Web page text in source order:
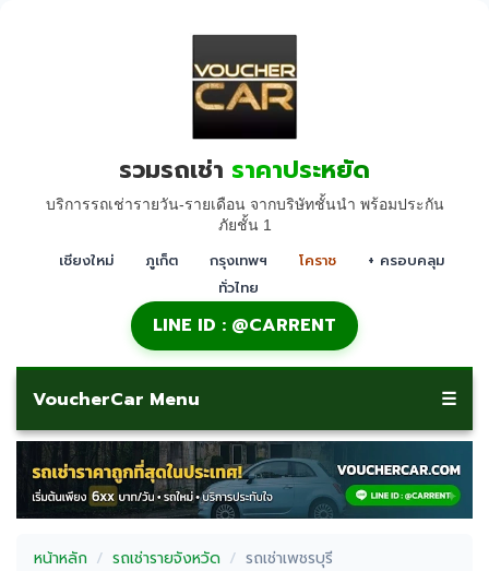
รวมรถเช่า ราคาประหยัด
บริการรถเช่ารายวัน-รายเดือน จากบริษัทชั้นนำ พร้อมประกัน
ภัยชั้น 1
เชียงใหม่ ภูเก็ต กรุงเทพฯ โคราช
+ ครอบคลุม
ทั่วไทย
LINE ID : @CARRENT
VoucherCar Menu ☰
หน้าหลัก รถเช่ารายจังหวัด รถเช่าเพชรบุรี